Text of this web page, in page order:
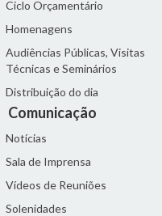
Ciclo Orçamentário
Homenagens
Audiências Públicas, Visitas
Técnicas e Seminários
Distribuição do dia
Comunicação
Notícias
Sala de Imprensa
Vídeos de Reuniões
Solenidades